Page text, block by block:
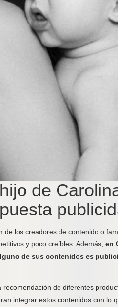
de
de los creadores de contenido o
y poco creíbles. Además, en
de sus contenidos es
de diferentes
integrar estos contenidos con lo